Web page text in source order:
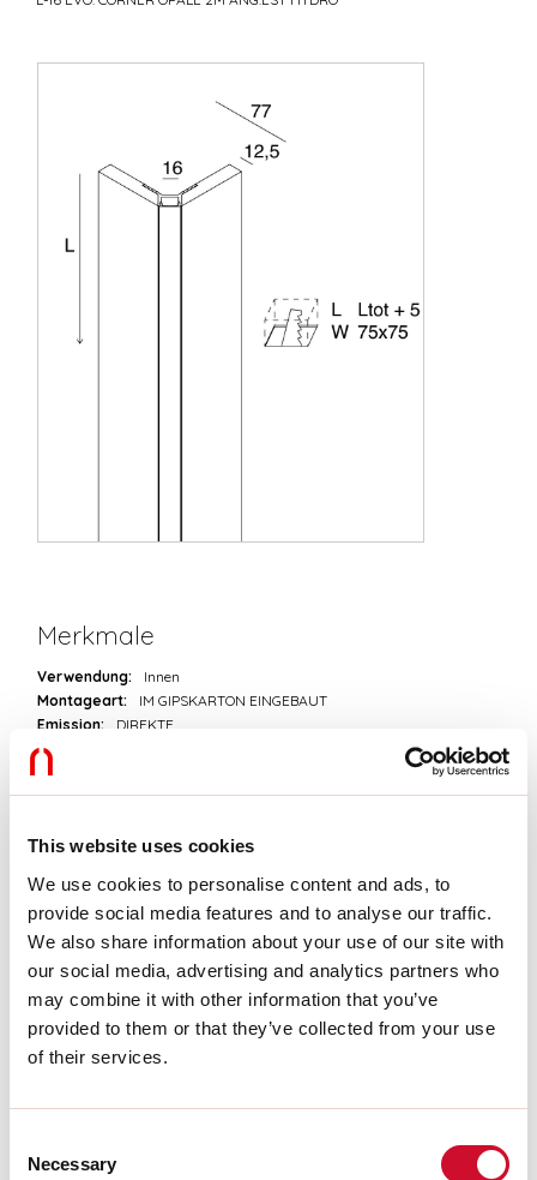
This website uses cookies
We use cookies to personalise content and ads, to
provide social media features and to analyse our traffic.
We also share information about your use of our site with
our social media, advertising and analytics partners who
may combine it with other information that you’ve
provided to them or that they’ve collected from your use
of their services.
Selection
Necessary
Merkmale
Verwendung:
Innen
Montageart:
IM GIPSKARTON EINGEBAUT
Emission:
DIREKTE
L:
A:
H:
74mm
Garantie:
5 Jahre
Technische Daten
Download